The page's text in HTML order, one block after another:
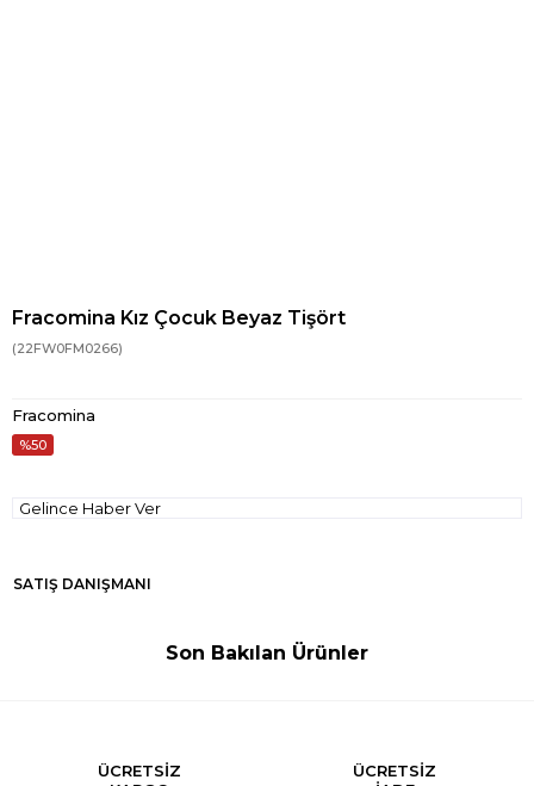
Fracomina Kız Çocuk Beyaz Tişört
(22FW0FM0266)
Fracomina
50
Gelince Haber Ver
SATIŞ DANIŞMANI
Son Bakılan Ürünler
ÜCRETSİZ
ÜCRETSİZ